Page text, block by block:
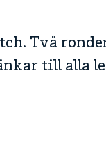
Två
till alla